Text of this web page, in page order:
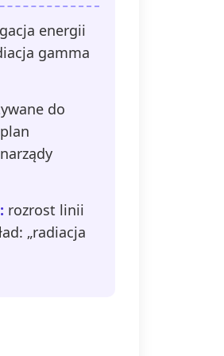
energii
gamma
do
rozrost linii
„radiacja